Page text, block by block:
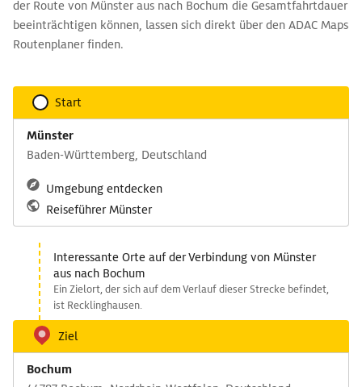
der Route von Münster aus nach Bochum die Gesamtfahrtdauer
beeinträchtigen können, lassen sich direkt über den ADAC Maps
Routenplaner finden.
Start
Münster
Baden-Württemberg, Deutschland
Umgebung entdecken
Reiseführer Münster
Interessante Orte auf der Verbindung von Münster
aus nach Bochum
Ein Zielort, der sich auf dem Verlauf dieser Strecke befindet,
ist Recklinghausen.
Ziel
Bochum